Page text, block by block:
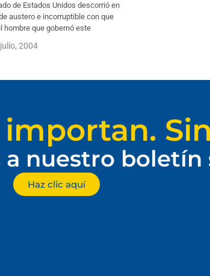
de Estados Unidos descorrió en
austero e incorruptible con que
hombre que gobernó este
2004
nuestro boletín
Haz clic aquí